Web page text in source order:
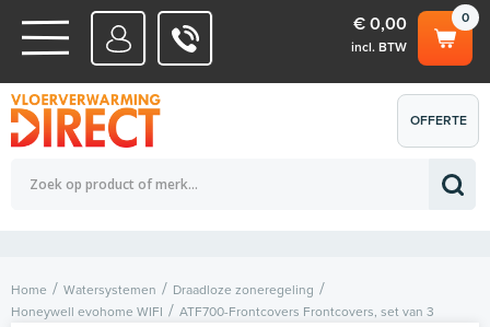
WATERSYSTEMEN
ELEKTRISCHE SYSTEMEN
0
€ 0,00
incl. BTW
Totaalbedrag (incl. BTW) € 0,00
OFFERTE
AANVRAGEN
Home Watersystemen
Draadloze zoneregeling
Honeywell evohome WIFI
ATF700-Frontcovers Frontcovers, set van 3